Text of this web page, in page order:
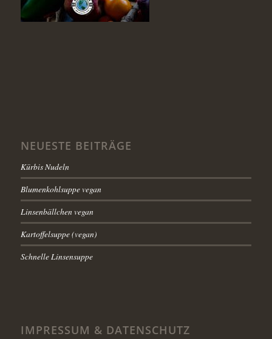
NEUESTE BEITRÄGE
Kürbis Nudeln
Blumenkohlsuppe vegan
Linsenbällchen vegan
Kartoffelsuppe (vegan)
Schnelle Linsensuppe
IMPRESSUM & DATENSCHUTZ